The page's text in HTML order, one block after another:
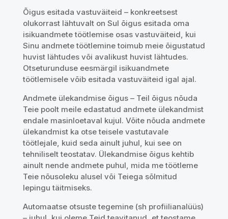
Õigus esitada vastuväiteid – konkreetsest
olukorrast lähtuvalt on Sul õigus esitada oma
isikuandmete töötlemise osas vastuväiteid, kui
Sinu andmete töötlemine toimub meie õigustatud
huvist lähtudes või avalikust huvist lähtudes.
Otseturunduse eesmärgil isikuandmete
töötlemisele võib esitada vastuväiteid igal ajal.
Andmete ülekandmise õigus – Teil õigus nõuda
Teie poolt meile edastatud andmete ülekandmist
endale masinloetaval kujul. Võite nõuda andmete
ülekandmist ka otse teisele vastutavale
töötlejale, kuid seda ainult juhul, kui see on
tehniliselt teostatav. Ülekandmise õigus kehtib
ainult nende andmete puhul, mida me töötleme
Teie nõusoleku alusel või Teiega sõlmitud
lepingu täitmiseks.
Automaatse otsuste tegemine (sh profiilianalüüs)